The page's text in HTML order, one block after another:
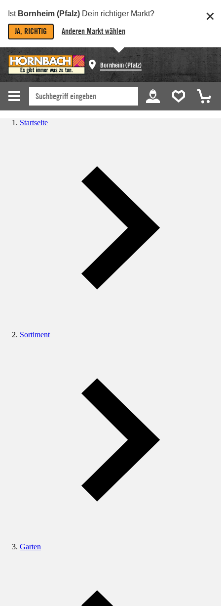
Ist Bornheim (Pfalz) Dein richtiger Markt?
JA, RICHTIG Anderen Markt wählen
Bornheim (Pfalz)
Startseite
Sortiment
Garten